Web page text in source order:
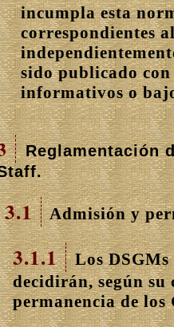
incumpla esta
correspondientes
sido publicado
informativos o
Reglamentación
3.1 Admisión y
3.1.1
Los DSGMs
decidirán, según
permanencia de los